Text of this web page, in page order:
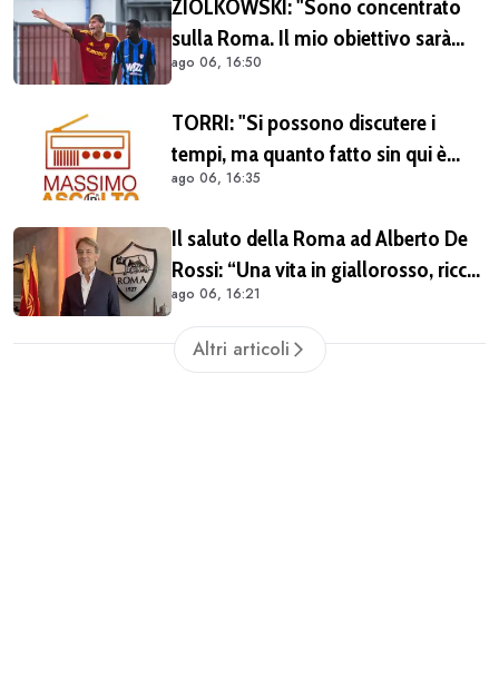
ZIOLKOWSKI: "Sono concentrato
sulla Roma. Il mio obiettivo sarà
giocare il più possibile. La
ago 06, 16:50
TORRI: "Si possono discutere i
tempi, ma quanto fatto sin qui è
giusto" - BALZANI: "Nonostante
insufficiente"
ago 06, 16:35
Il saluto della Roma ad Alberto De
Rossi: “Una vita in giallorosso, ricca
di successi. Grazie, Alberto”
ago 06, 16:21
Altri articoli